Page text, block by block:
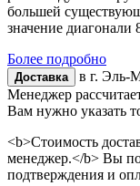
большей
значение диагонали
Более подробно
Доставка в г. Эль-
Менеджер
Вам нужно указать
<b>Стоимость
менеджер.</b> Вы
подтверждения и